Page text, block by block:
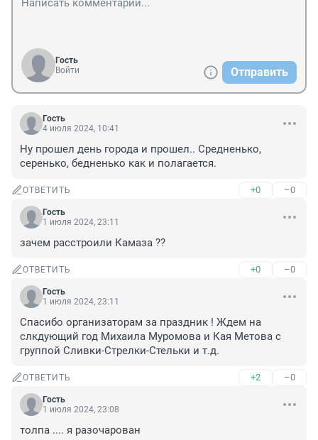
Гость
Войти
Отправить
Гость
4 июля 2024, 10:41
Ну прошел день города и прошел.. Средненько,
серенько, бедненько как и полагается.
ОТВЕТИТЬ +0 –0
Гость
1 июля 2024, 23:11
зачем расстроили Камаза ??
ОТВЕТИТЬ +0 –0
Гость
1 июля 2024, 23:11
Спасибо организаторам за праздник ! Ждем на
слкдующий год Михаила Муромова и Кая Метова с
группой Сливки-Стрелки-Стельки и т.д.
ОТВЕТИТЬ +2 –0
Гость
1 июля 2024, 23:08
толпа .... я разочарован